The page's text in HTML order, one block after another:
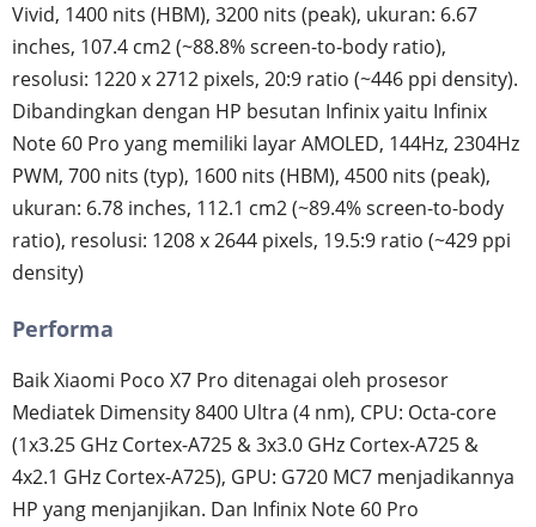
Vivid, 1400 nits (HBM), 3200 nits (peak), ukuran: 6.67
inches, 107.4 cm2 (~88.8% screen-to-body ratio),
resolusi: 1220 x 2712 pixels, 20:9 ratio (~446 ppi density).
Dibandingkan dengan HP besutan Infinix yaitu Infinix
Note 60 Pro yang memiliki layar AMOLED, 144Hz, 2304Hz
PWM, 700 nits (typ), 1600 nits (HBM), 4500 nits (peak),
ukuran: 6.78 inches, 112.1 cm2 (~89.4% screen-to-body
ratio), resolusi: 1208 x 2644 pixels, 19.5:9 ratio (~429 ppi
density)
Performa
Baik Xiaomi Poco X7 Pro ditenagai oleh prosesor
Mediatek Dimensity 8400 Ultra (4 nm), CPU: Octa-core
(1x3.25 GHz Cortex-A725 & 3x3.0 GHz Cortex-A725 &
4x2.1 GHz Cortex-A725), GPU: G720 MC7 menjadikannya
HP yang menjanjikan. Dan Infinix Note 60 Pro